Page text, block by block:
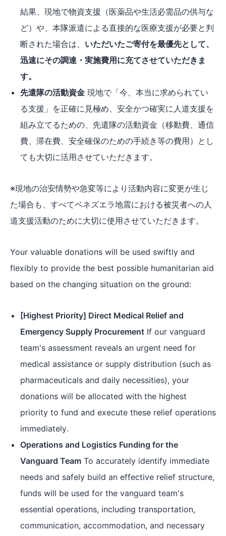
結果、現地で物資支援（医薬品や生活必需品の供与な
ど）や、本隊派遣による直接的な医療支援が必要と判
断された場合は、 いただいたご寄付を最優先として、
迅速にその調達・実施費用に充てさせていただきま
す。
先遣隊の活動資金 現地で「今、本当に求められてい
る支援」を正確に見極め、安全かつ確実に人道支援を
組み立てるための、先遣隊の活動資金（移動費、通信
費、滞在費、安全確保のための手続き等の費用）とし
ても大切に活用させていただきます。
※現地の治安情勢や急変等により活動内容に変更が生じ
た場合も、すべてベネズエラ地震における被災者への人
道支援活動のために大切に使用させていただきます。
Your valuable donations will be used swiftly and
flexibly to provide the best possible humanitarian aid
based on the changing situation on the ground:
[Highest Priority] Direct Medical Relief and
Emergency Supply Procurement If our vanguard
team's assessment reveals an urgent need for
medical assistance or supply distribution (such as
pharmaceuticals and daily necessities), your
donations will be allocated with the highest
priority to fund and execute these relief operations
immediately.
Operations and Logistics Funding for the
Vanguard Team To accurately identify immediate
needs and safely build an effective relief structure,
funds will be used for the vanguard team's
essential operations, including transportation,
communication, accommodation, and necessary